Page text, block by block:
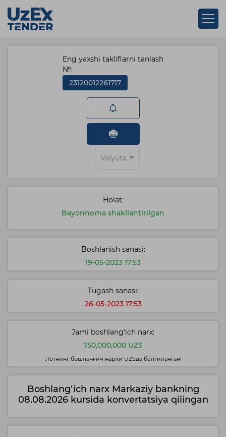
Eng yaxshi takliflarni tanlash
№:
23120012261717
Valyuta
Holat:
Bayonnoma shakllantirilgan
Boshlanish sanasi:
19-05-2023 17:53
Tugash sanasi:
26-05-2023 17:53
Jami boshlang‘ich narx:
750,000,000 UZS
Лотнинг бошланғич нархи UZSда белгиланган!
Boshlang‘ich narx Markaziy bankning
08.08.2026 kursida konvertatsiya qilingan